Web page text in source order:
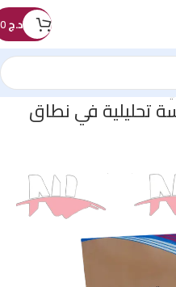
د.ج
تحليلية في نطاق